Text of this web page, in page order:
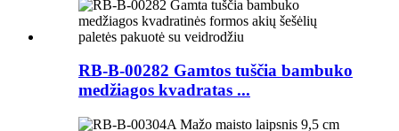
RB-B-00282 Gamtos tuščia bambuko
medžiagos kvadratas ...